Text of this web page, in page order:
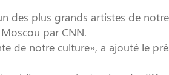
des plus grands artistes de notre
par CNN.
de notre culture», a ajouté le